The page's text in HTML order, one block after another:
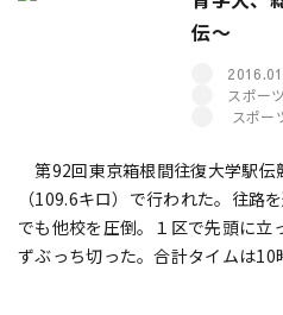
伝～
スポー
スポー
第92回東京箱根間往復大学駅伝
（109.6キロ）で行われた。往路
でも他校を圧倒。１区で先頭に立
ずぶっち切った。合計タイムは